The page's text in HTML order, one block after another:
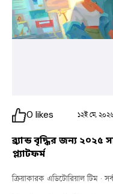
0 likes ১২ই মে,
ব্র্যান্ড বৃদ্ধির জন্য ২০২৫
প্ল্যাটফর্ম
ক্রিয়াকারক এডিটোরিয়াল টিম ·